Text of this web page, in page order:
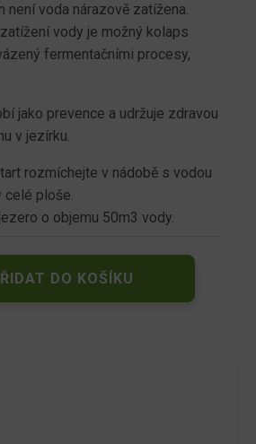
není voda nárazově zatížena.
vody je možný kolaps
fermentačními procesy,
jako prevence a udržuje zdravou
v jezírku.
rozmíchejte v nádobě s vodou
celé ploše.
o objemu 50m3 vody.
DO KOŠÍKU